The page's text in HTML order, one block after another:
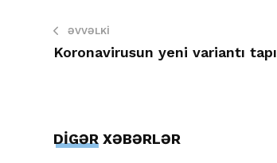
ƏVVƏLKI
Koronavirusun yeni variantı
DİGƏR XƏBƏRLƏR